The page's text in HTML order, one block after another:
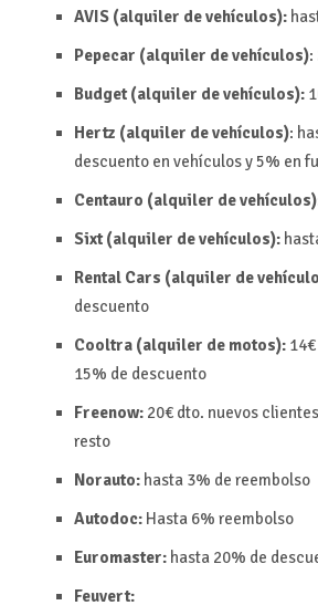
AVIS (alquiler de vehículos):
Pepecar (alquiler de vehículos):
Budget (alquiler de vehículos):
Hertz (alquiler de vehículos):
descuento en vehículos y 5% en
Centauro (alquiler de vehículos)
Sixt (alquiler de vehículos):
Rental Cars (alquiler de
descuento
Cooltra (alquiler de motos):14€
15% de descuento
Freenow:20€ dto. nuevos
resto
Norauto:hasta 3% de reembolso
Autodoc:Hasta 6% reembolso
Euromaster:hasta 20% de
Feuvert: